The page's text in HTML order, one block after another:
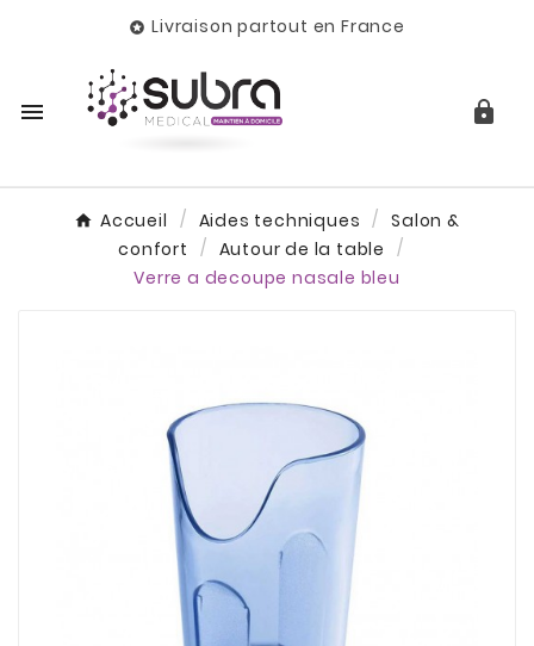
 Livraison partout en France
 
Accueil Aides techniques
Salon &
confort
Autour de la table
Verre a decoupe nasale bleu